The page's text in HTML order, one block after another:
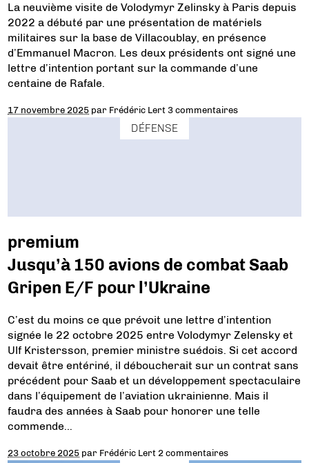
La neuvième visite de Volodymyr Zelinsky à Paris depuis
2022 a débuté par une présentation de matériels
militaires sur la base de Villacoublay, en présence
d’Emmanuel Macron. Les deux présidents ont signé une
lettre d’intention portant sur la commande d’une
centaine de Rafale.
17 novembre 2025 par Frédéric Lert 3 commentaires
DÉFENSE
premium
Jusqu’à 150 avions de combat Saab
Gripen E/F pour l’Ukraine
C’est du moins ce que prévoit une lettre d’intention
signée le 22 octobre 2025 entre Volodymyr Zelensky et
Ulf Kristersson, premier ministre suédois. Si cet accord
devait être entériné, il déboucherait sur un contrat sans
précédent pour Saab et un développement spectaculaire
dans l’équipement de l’aviation ukrainienne. Mais il
faudra des années à Saab pour honorer une telle
commende…
23 octobre 2025 par Frédéric Lert 2 commentaires